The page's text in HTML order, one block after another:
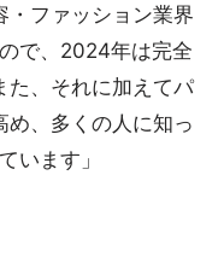
・ファッション業界
で、2024年は完全
た、それに加えてパ
め、多くの人に知っ
います」